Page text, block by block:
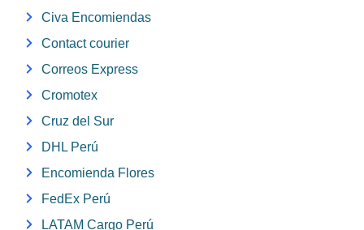
Civa Encomiendas
Contact courier
Correos Express
Cromotex
Cruz del Sur
DHL Perú
Encomienda Flores
FedEx Perú
LATAM Cargo Perú